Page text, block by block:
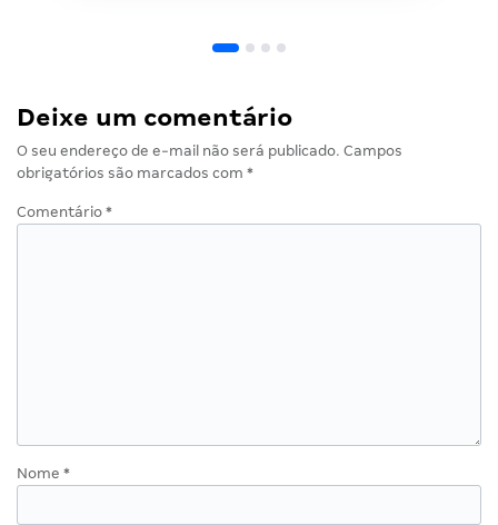
Deixe um comentário
O seu endereço de e-mail não será publicado. Campos
obrigatórios são marcados com *
Comentário *
Nome *